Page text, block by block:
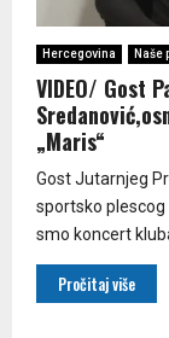
Hercegovina Naše
VIDEO/ Gost
„Maris“
Gost Jutarnjeg
sportsko plescog
smo koncert
Pročitaj više